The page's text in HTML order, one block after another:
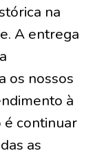
na
A entrega
os nossos
à
é continuar
as